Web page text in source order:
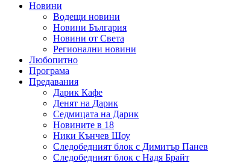
Новини
Водещи новини
Новини България
Новини от Света
Регионални новини
Любопитно
Програма
Предавания
Дарик Кафе
Денят на Дарик
Седмицата на Дарик
Новините в 18
Ники Кънчев Шоу
Следобедният блок с Димитър Панев
Следобедният блок с Надя Брайт